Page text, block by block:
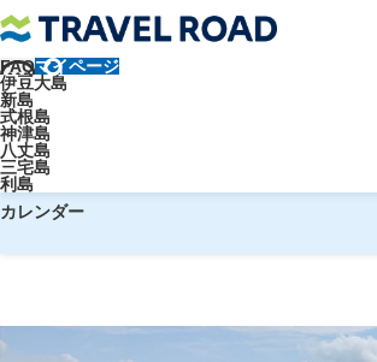
FAQマイページ
伊豆大島
新島
式根島
神津島
八丈島
三宅島
利島
トラベルロード
【東京発着】往復客船
予約
カレンダー